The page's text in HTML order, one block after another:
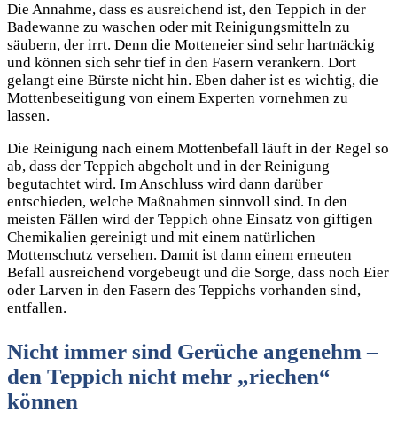
Die Annahme, dass es ausreichend ist, den Teppich in der
Badewanne zu waschen oder mit Reinigungsmitteln zu
säubern, der irrt. Denn die Motteneier sind sehr hartnäckig
und können sich sehr tief in den Fasern verankern. Dort
gelangt eine Bürste nicht hin. Eben daher ist es wichtig, die
Mottenbeseitigung von einem Experten vornehmen zu
lassen.
Die Reinigung nach einem Mottenbefall läuft in der Regel so
ab, dass der Teppich abgeholt und in der Reinigung
begutachtet wird. Im Anschluss wird dann darüber
entschieden, welche Maßnahmen sinnvoll sind. In den
meisten Fällen wird der Teppich ohne Einsatz von giftigen
Chemikalien gereinigt und mit einem natürlichen
Mottenschutz versehen. Damit ist dann einem erneuten
Befall ausreichend vorgebeugt und die Sorge, dass noch Eier
oder Larven in den Fasern des Teppichs vorhanden sind,
entfallen.
Nicht immer sind Gerüche angenehm –
den Teppich nicht mehr „riechen“
können